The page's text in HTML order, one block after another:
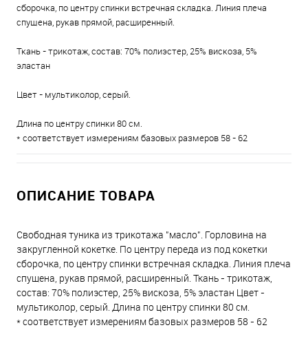
сборочка, по центру спинки встречная складка. Линия плеча
спущена, рукав прямой, расширенный.
Ткань - трикотаж, состав: 70% полиэстер, 25% вискоза, 5%
эластан
Цвет - мультиколор, серый.
Длина по центру спинки 80 см.
* соответствует измерениям базовых размеров 58 - 62
ОПИСАНИЕ ТОВАРА
Свободная туника из трикотажа "масло". Горловина на
закругленной кокетке. По центру переда из под кокетки
сборочка, по центру спинки встречная складка. Линия плеча
спущена, рукав прямой, расширенный. Ткань - трикотаж,
состав: 70% полиэстер, 25% вискоза, 5% эластан Цвет -
мультиколор, серый. Длина по центру спинки 80 см.
* соответствует измерениям базовых размеров 58 - 62